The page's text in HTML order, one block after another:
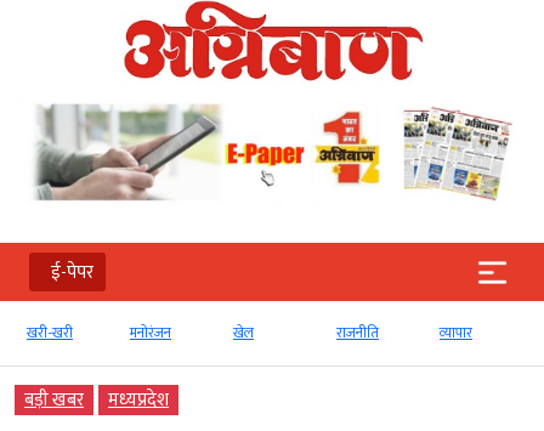
ई-पेपर
खरी-खरी मनोरंजन खेल राजनीति व्‍यापार
बड़ी खबर मध्‍यप्रदेश